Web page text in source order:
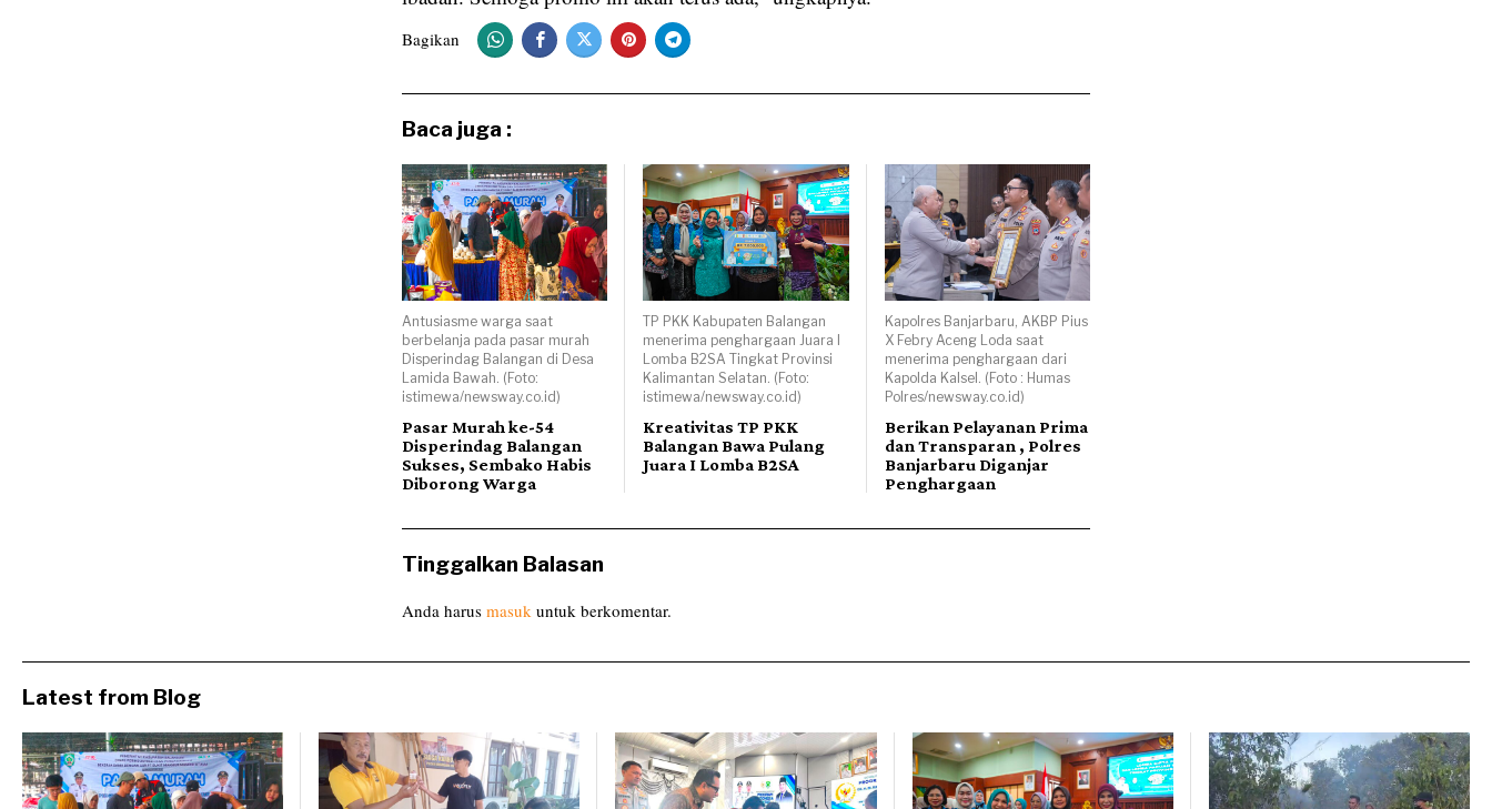
Bagikan
Baca juga :
Antusiasme warga saat
berbelanja pada pasar murah
Disperindag Balangan di Desa
Lamida Bawah. (Foto:
istimewa/newsway.co.id)
Pasar Murah ke-54
Disperindag Balangan
Sukses, Sembako Habis
Diborong Warga
TP PKK Kabupaten Balangan
menerima penghargaan Juara I
Lomba B2SA Tingkat Provinsi
Kalimantan Selatan. (Foto:
istimewa/newsway.co.id)
Kreativitas TP PKK
Balangan Bawa Pulang
Juara I Lomba B2SA
Kapolres Banjarbaru, AKBP Pius
X Febry Aceng Loda saat
menerima penghargaan dari
Kapolda Kalsel. (Foto : Humas
Polres/newsway.co.id)
Berikan Pelayanan Prima
dan Transparan , Polres
Banjarbaru Diganjar
Penghargaan
Tinggalkan Balasan
Anda harus masuk untuk berkomentar.
Latest from Blog